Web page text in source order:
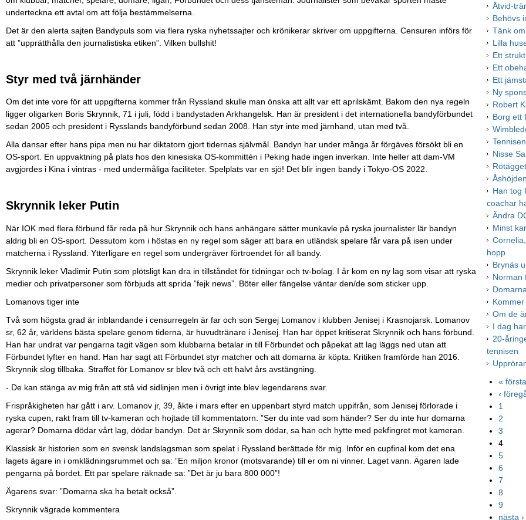
underteckna ett avtal om att följa bestämmelserna.
Det är den alerta sajten Bandypuls som via flera ryska nyhetssajter och krönikerar skriver om uppgifterna. Censuren införs för
att ”upprätthålla den journalistiska etiken”. Vilken bullshit!
Styr med två järnhänder
Om det inte vore för att uppgifterna kommer från Ryssland skulle man önska att allt var ett aprilskämt. Bakom den nya regeln
ligger oligarken Boris Skrynnik, 71 i juli, född i bandystaden Arkhangelsk. Han är president i det internationella bandyförbundet
sedan 2005 och president i Rysslands bandyförbund sedan 2008. Han styr inte med järnhand, utan med två.
Alla dansar efter hans pipa men nu har diktatorn gjort tidernas självmål. Bandyn har under många år förgäves försökt bli en
OS-sport. En uppvaktning på plats hos den kinesiska OS-kommittén i Peking hade ingen inverkan. Inte heller att dam-VM
avgjordes i Kina i vintras - med undermåliga faciliteter. Spelplats var en sjö! Det blir ingen bandy i Tokyo-OS 2022.
Skrynnik leker Putin
När IOK med flera förbund får reda på hur Skrynnik och hans anhängare sätter munkavle på ryska journalister lär bandyn
aldrig bli en OS-sport. Dessutom kom i höstas en ny regel som säger att bara en utländsk spelare får vara på isen under
matcherna i Ryssland. Ytterligare en regel som undergräver förtroendet för all bandy.
Skrynnik leker Vladimir Putin som plötsligt kan dra in tillståndet för tidningar och tv-bolag. I år kom en ny lag som visar att ryska
medier och privatpersoner som förbjuds att sprida ”fejk news”. Böter eller fängelse väntar den/de som sticker upp.
Lomanovs tiger inte
Två som högsta grad är inblandande i censurregeln är far och son Sergej Lomanov i klubben Jenisej i Krasnojarsk. Lomanov
sr, 62 år, världens bästa spelare genom tiderna, är huvudtränare i Jenisej. Han har öppet kritiserat Skrynnik och hans förbund.
Han har undrat var pengarna tagit vägen som klubbarna betalar in till Förbundet och påpekat att lag läggs ned utan att
Förbundet lyfter en hand. Han har sagt att Förbundet styr matcher och att domarna är köpta. Kritiken framförde han 2016.
Skrynnik slog tillbaka. Straffet för Lomanov sr blev två och ett halvt års avstängning.
- De kan stänga av mig från att stå vid sidlinjen men i övrigt inte blev legendarens svar.
Frispråkigheten har gått i arv. Lomanov jr, 39, åkte i mars efter en uppenbart styrd match uppifrån, som Jenisej förlorade i
ryska cupen, rakt fram till tv-kameran och hojtade till kommentatorn: ”Ser du inte vad som händer? Ser du inte hur domarna
agerar? Domarna dödar vårt lag, dödar bandyn. Det är Skrynnik som dödar, sa han och hytte med pekfingret mot kameran.
Klassisk är historien som en svensk landslagsman som spelat i Ryssland berättade för mig. Inför en cupfinal kom det ena
lagets ägare in i omklädningsrummet och sa: ”En miljon kronor (motsvarande) till er om ni vinner. Laget vann. Ägaren lade
pengarna på bordet. Ett par spelare räknade sa: ”Det är ju bara 800 000”!
Ägarens svar: ”Domarna ska ha betalt också”.
Skrynnik vägrade kommentera
Åtvid-
Behövs
Tänk
Lilla
Ett
Ett
Ett
Ny
Robert
Borg ett
Nisse
Han tog
coachar
Ändra
Minst
hopp
Brynäs
Norman
Om de
I dag
20-
tennisen
«
‹
1
2
3
4
5
6
7
8
9
nästa ›